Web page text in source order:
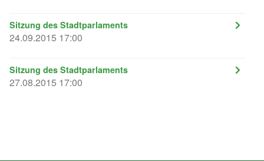
Sitzung des Stadtparlaments
24.09.2015 17:00
Sitzung des Stadtparlaments
27.08.2015 17:00